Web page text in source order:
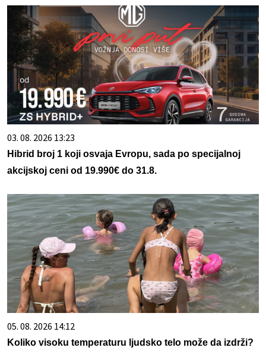
03. 08. 2026 13:23
Hibrid broj 1 koji osvaja Evropu, sada po specijalnoj
akcijskoj ceni od 19.990€ do 31.8.
05. 08. 2026 14:12
Koliko visoku temperaturu ljudsko telo može da izdrži?